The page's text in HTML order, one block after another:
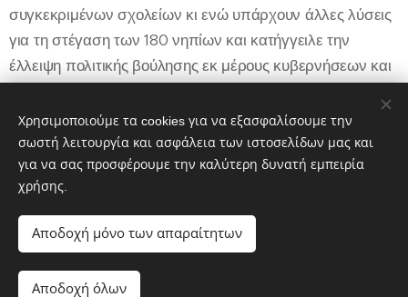
συγκεκριμένων σχολείων κι ενώ υπάρχουν άλλες λύσεις
για τη στέγαση των 180 νηπίων και κατήγγειλε την
έλλειψη πολιτικής βούλησης εκ μέρους κυβερνήσεων και
μονάδες για όλες τις βαθμίδες της Εκπαίδευσης και της
Δίχρονης Προσχολικής Αγωγής.
Χρησιμοποιούμε τα cookies για να εξασφαλίσουμε την
σωστή λειτουργία και ασφάλεια των ιστοσελίδων μας και
για να σας προσφέρουμε την καλύτερη δυνατή εμπειρία
χρήσης.
Αποδοχή μόνο των απαραίτητων
Αποδοχή όλων